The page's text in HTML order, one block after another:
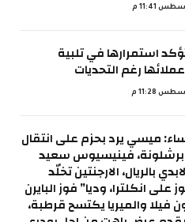
استمرارها في تلبية
رغم التحديات
ميسي يرد بحزم على انتقال
برشلونة، فينيسيوس سعيد
بالريال، الارجنتين تخلّد
على انكلترا، وديا” فوز البايرن
فيلا والميريا يكتسح قرطبة،